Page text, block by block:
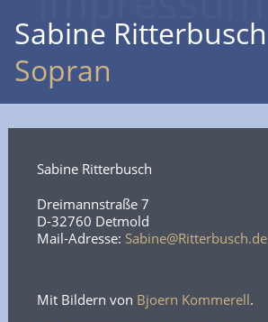
Sabine Ritterbusch
Sopran
TERMINE
VITA
REPERTOIRE
MEDIA
KONTAKT
Sabine Ritterbusch
Dreimannstraße 7
D-32760 Detmold
Mail-Adresse: Sabine@Ritterbusch.de
Mit Bildern von Bjoern Kommerell.